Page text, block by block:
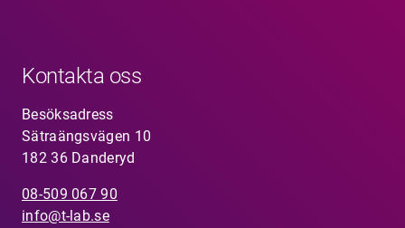
Kontakta oss
Besöksadress
Sätraängsvägen 10
182 36 Danderyd
08-509 067 90
info@t-lab.se